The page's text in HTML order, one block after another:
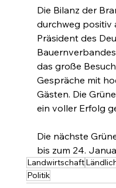
Die Bilanz der
durchweg positiv
Präsident des
das große
Gespräche mit
Gästen. Die
ein voller Erfolg
Die nächste
bis zum 24.
Landwirtschaft
Politik